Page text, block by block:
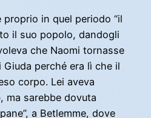
in quel periodo “il
il suo popolo, dandogli
che Naomi tornasse
perché era lì che il
corpo. Lei aveva
ma sarebbe dovuta
a Betlemme, dove